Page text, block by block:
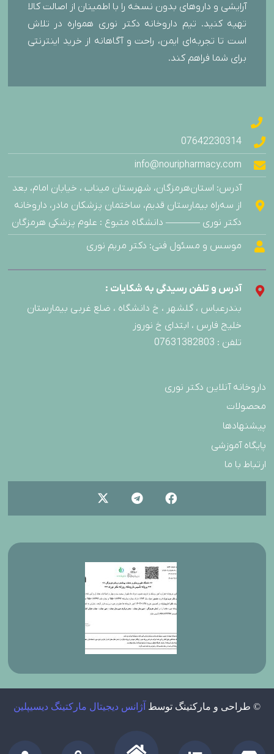
آرایشی و داروهای بدون نسخه را با اطمینان از اصالت کالا
تهیه کنید. تیم داروخانه دکتر نوری همواره در تلاش
است تا تجربه‌ای ایمن، راحت و آگاهانه از خرید اینترنتی
برای شما فراهم کند.
07642230314
info@nouripharmacy.com
آدرس: استان‌هرمزگان، شهرستان میناب ، خیابان امام، بعد
از سه‌راه بیمارستان قدیم، ساختمان پزشکان مادر، داروخانه
دکتر نوری ———– دانشگاه متبوع : علوم پزشکی هرمزگان
موسس و مسئول فنی: دکتر مریم نوری
آدرس و تلفن رسیدگی به شکایات :
بندرعباس ، گلشهر ، خ دانشگاه ، ضلع غربی بیمارستان
خلیج فارس ، ابتدای خ نوروز
تلفن : 07631382803
داروخانه آنلاین دکتر نوری
محصولات
پیشنهادها
پایگاه آموزشی
ارتباط با ما
© طراحی و مارکتینگ توسط آژانس دیجیتال مارکتینگ دیسیپلین